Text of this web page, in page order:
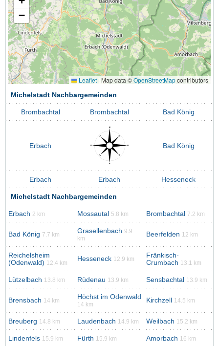
−
Leaflet | Map data ©OpenStreetMapcontributors
Michelstadt Nachbargemeinden
Brombachtal Brombachtal Bad König
Erbach Bad König
Erbach Erbach Hesseneck
Michelstadt Nachbargemeinden
Erbach 2 km Mossautal 5.8 km Brombachtal 7.2 km
Bad König 7.7 km Grasellenbach 9.9
km
Beerfelden 12 km
Reichelsheim
(Odenwald) 12.4 km
Hesseneck 12.9 km
Fränkisch-
Crumbach 13.1 km
Lützelbach 13.8 km Rüdenau 13.9 km Sensbachtal 13.9 km
Brensbach 14 km Höchst im Odenwald
14 km
Kirchzell 14.5 km
Breuberg 14.8 km Laudenbach 14.9 km Weilbach 15.2 km
Lindenfels 15.9 km Fürth 15.9 km Amorbach 16 km